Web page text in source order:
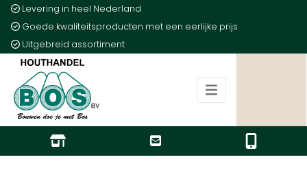
Levering in heel Nederland
Goede kwaliteitsproducten met een eerlijke prijs
Uitgebreid assortiment